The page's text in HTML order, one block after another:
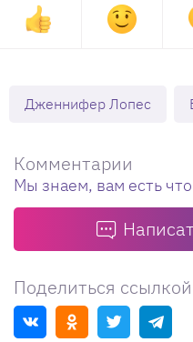
Дженнифер Лопес
Комментарии
Мы знаем, вам есть что
Поделиться ссылкой